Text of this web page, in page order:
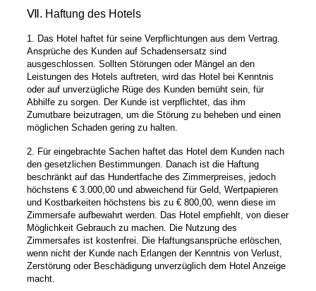
Ⅶ. Haftung des Hotels
1. Das Hotel haftet für seine Verpflichtungen aus dem Vertrag.
Ansprüche des Kunden auf Schadensersatz sind
ausgeschlossen. Sollten Störungen oder Mängel an den
Leistungen des Hotels auftreten, wird das Hotel bei Kenntnis
oder auf unverzügliche Rüge des Kunden bemüht sein, für
Abhilfe zu sorgen. Der Kunde ist verpflichtet, das ihm
Zumutbare beizutragen, um die Störung zu beheben und einen
möglichen Schaden gering zu halten.
2. Für eingebrachte Sachen haftet das Hotel dem Kunden nach
den gesetzlichen Bestimmungen. Danach ist die Haftung
beschränkt auf das Hundertfache des Zimmerpreises, jedoch
höchstens € 3.000,00 und abweichend für Geld, Wertpapieren
und Kostbarkeiten höchstens bis zu € 800,00, wenn diese im
Zimmersafe aufbewahrt werden. Das Hotel empfiehlt, von dieser
Möglichkeit Gebrauch zu machen. Die Nutzung des
Zimmersafes ist kostenfrei. Die Haftungsansprüche erlöschen,
wenn nicht der Kunde nach Erlangen der Kenntnis von Verlust,
Zerstörung oder Beschädigung unverzüglich dem Hotel Anzeige
macht.